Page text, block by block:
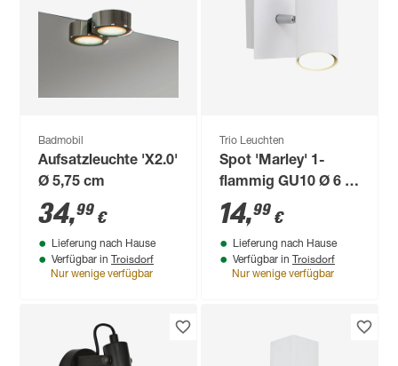
Badmobil
Aufsatzleuchte 'X2.0'
Ø 5,75 cm
34,99 €
Lieferung nach Hause
Verfügbar in Troisdorf
Nur wenige verfügbar
Trio Leuchten
Spot 'Marley' 1-
flammig GU10 Ø 6 x
12 x 15 x 12 cm
14,99 €
Lieferung nach Hause
Verfügbar in Troisdorf
Nur wenige verfügbar